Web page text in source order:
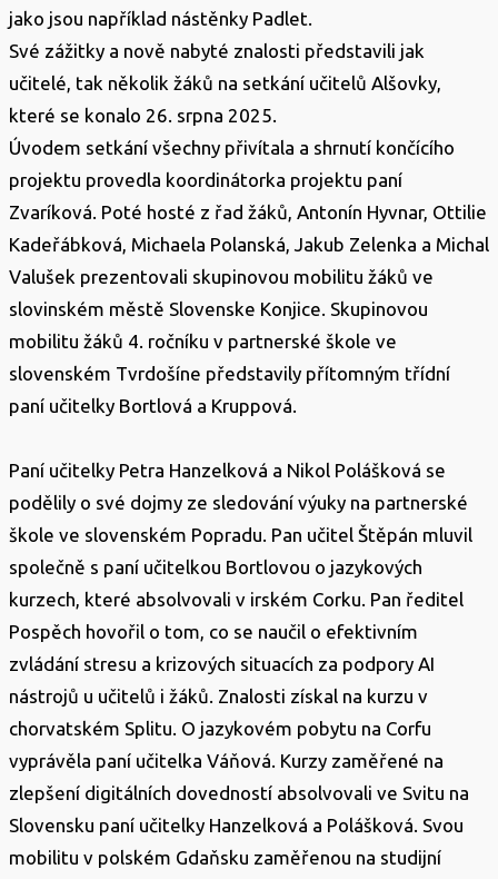
jako jsou například nástěnky Padlet.
Své zážitky a nově nabyté znalosti představili jak
učitelé, tak několik žáků na setkání učitelů Alšovky,
které se konalo 26. srpna 2025.
Úvodem setkání všechny přivítala a shrnutí končícího
projektu provedla koordinátorka projektu paní
Zvaríková. Poté hosté z řad žáků, Antonín Hyvnar, Ottilie
Kadeřábková, Michaela Polanská, Jakub Zelenka a Michal
Valušek prezentovali skupinovou mobilitu žáků ve
slovinském městě Slovenske Konjice. Skupinovou
mobilitu žáků 4. ročníku v partnerské škole ve
slovenském Tvrdošíne představily přítomným třídní
paní učitelky Bortlová a Kruppová.
Paní učitelky Petra Hanzelková a Nikol Polášková se
podělily o své dojmy ze sledování výuky na partnerské
škole ve slovenském Popradu. Pan učitel Štěpán mluvil
společně s paní učitelkou Bortlovou o jazykových
kurzech, které absolvovali v irském Corku. Pan ředitel
Pospěch hovořil o tom, co se naučil o efektivním
zvládání stresu a krizových situacích za podpory AI
nástrojů u učitelů i žáků. Znalosti získal na kurzu v
chorvatském Splitu. O jazykovém pobytu na Corfu
vyprávěla paní učitelka Váňová. Kurzy zaměřené na
zlepšení digitálních dovedností absolvovali ve Svitu na
Slovensku paní učitelky Hanzelková a Polášková. Svou
mobilitu v polském Gdaňsku zaměřenou na studijní